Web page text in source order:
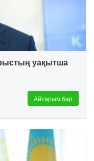
уақытша
Айтарым бар